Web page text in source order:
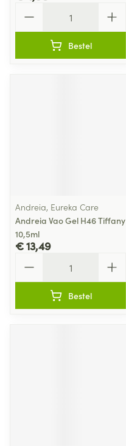
Bestel
Andreia, Eureka Care
Andreia Vao Gel H46 Tiffany
10,5ml
€ 13,49
Bestel